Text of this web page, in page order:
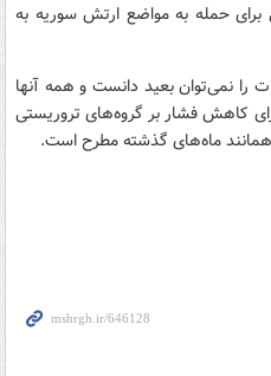
برای حمله به مواضع ارتش سوریه به
را نمی‌توان بعید دانست و همه آنها
کاهش فشار بر گروه‌های تروریستی
ماه‌های گذشته مطرح است.